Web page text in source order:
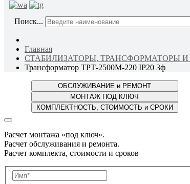
Поиск...
Главная
СТАБИЛИЗАТОРЫ, ТРАНСФОРМАТОРЫ
Трансформатор ТРТ-2500М-220 IP20 3ф
Расчет монтажа «под ключ».
Расчет обслуживания и ремонта.
Расчет комплекта, стоимости и сроков